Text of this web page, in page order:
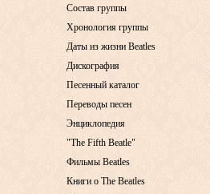
Состав группы
Хронология группы
Даты из жизни Beatles
Дискография
Песенный каталог
Переводы песен
Энциклопедия
"The Fifth Beatle"
Фильмы Beatles
Книги о The Beatles